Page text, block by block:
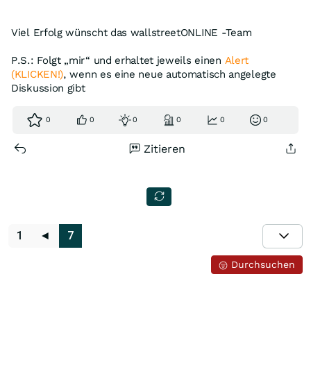
Viel Erfolg wünscht das wallstreetONLINE -Team
P.S.: Folgt „mir“ und erhaltet jeweils einen Alert
(KLICKEN!), wenn es eine neue automatisch angelegte
Diskussion gibt
0 0 0 0 0 0
Zitieren
1 ◄ 7
Durchsuchen